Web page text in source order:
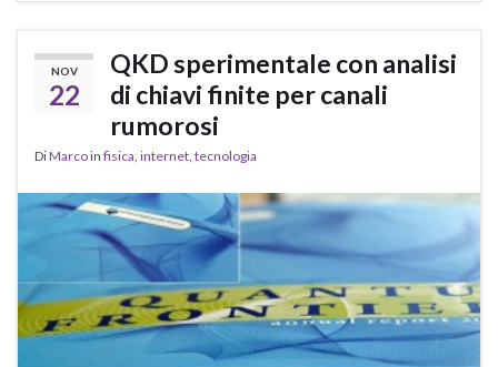
NOV
22
QKD sperimentale con analisi
di chiavi finite per canali
rumorosi
DiMarcoin fisica, internet, tecnologia